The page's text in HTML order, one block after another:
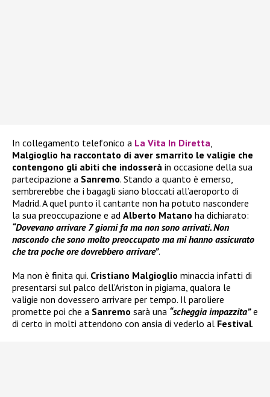
In collegamento telefonico a La Vita In Diretta,
Malgioglio ha raccontato di aver smarrito le valigie che
contengono gli abiti che indosserà in occasione della sua
partecipazione a Sanremo. Stando a quanto è emerso,
sembrerebbe che i bagagli siano bloccati all’aeroporto di
Madrid. A quel punto il cantante non ha potuto nascondere
la sua preoccupazione e ad Alberto Matano ha dichiarato:
“Dovevano arrivare 7 giorni fa ma non sono arrivati. Non
nascondo che sono molto preoccupato ma mi hanno assicurato
che tra poche ore dovrebbero arrivare”.
Ma non è finita qui. Cristiano Malgioglio minaccia infatti di
presentarsi sul palco dell’Ariston in pigiama, qualora le
valigie non dovessero arrivare per tempo. Il paroliere
promette poi che a Sanremo sarà una “scheggia impazzita”e
di certo in molti attendono con ansia di vederlo al Festival.